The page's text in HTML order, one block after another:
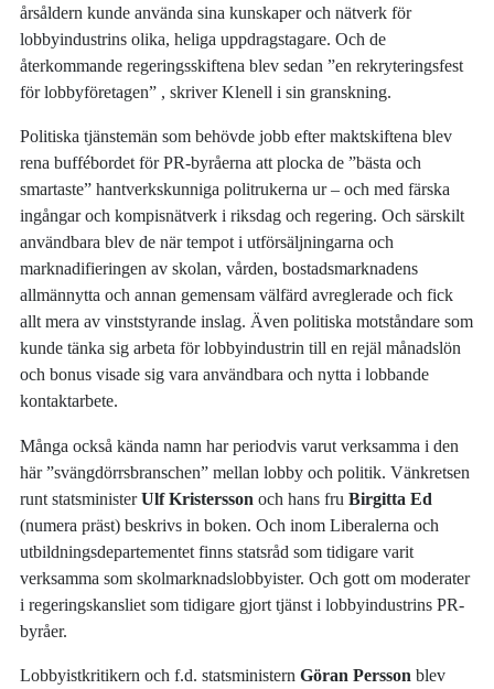
årsåldern kunde använda sina kunskaper och nätverk för
lobbyindustrins olika, heliga uppdragstagare. Och de
återkommande regeringsskiftena blev sedan ”en rekryteringsfest
för lobbyföretagen” , skriver Klenell i sin granskning.
Politiska tjänstemän som behövde jobb efter maktskiftena blev
rena buffébordet för PR-byråerna att plocka de ”bästa och
smartaste” hantverkskunniga politrukerna ur – och med färska
ingångar och kompisnätverk i riksdag och regering. Och särskilt
användbara blev de när tempot i utförsäljningarna och
marknadifieringen av skolan, vården, bostadsmarknadens
allmännytta och annan gemensam välfärd avreglerade och fick
allt mera av vinststyrande inslag. Även politiska motståndare som
kunde tänka sig arbeta för lobbyindustrin till en rejäl månadslön
och bonus visade sig vara användbara och nytta i lobbande
kontaktarbete.
Många också kända namn har periodvis varut verksamma i den
här ”svängdörrsbranschen” mellan lobby och politik. Vänkretsen
runt statsministerUlf Kristersson och hans fruBirgitta Ed
(numera präst) beskrivs in boken. Och inom Liberalerna och
utbildningsdepartementet finns statsråd som tidigare varit
verksamma som skolmarknadslobbyister. Och gott om moderater
i regeringskansliet som tidigare gjort tjänst i lobbyindustrins PR-
byråer.
Lobbyistkritikern och f.d. statsministernGöran Persson blev